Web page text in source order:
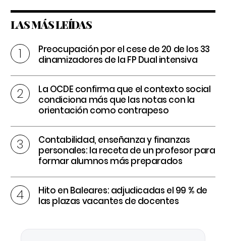
LAS MÁS LEÍDAS
Preocupación por el cese de 20 de los 33
dinamizadores de la FP Dual intensiva
La OCDE confirma que el contexto social
condiciona más que las notas con la
orientación como contrapeso
Contabilidad, enseñanza y finanzas
personales: la receta de un profesor para
formar alumnos más preparados
Hito en Baleares: adjudicadas el 99 % de
las plazas vacantes de docentes